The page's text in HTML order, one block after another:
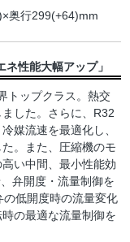
奥行299(+64)mm
ネ性能大幅アップ」
トップクラス。熱交
した。さらに、R32
媒流速を最適化し、
。また、圧縮機のモ
い中間、最小性能効
弁開度・流量制御を
低開度時の流量変化
の最適な流量制御を